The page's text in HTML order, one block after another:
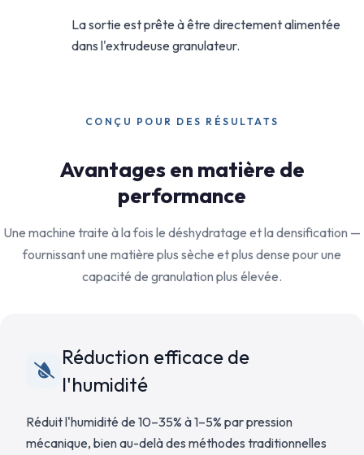
La sortie est prête à être directement alimentée
dans l'extrudeuse granulateur.
CONÇU POUR DES RÉSULTATS
Avantages en matière de
performance
Une machine traite à la fois le déshydratage et la densification —
fournissant une matière plus sèche et plus dense pour une
capacité de granulation plus élevée.
Réduction efficace de
l'humidité
Réduit l'humidité de 10–35% à 1–5% par pression
mécanique, bien au-delà des méthodes traditionnelles